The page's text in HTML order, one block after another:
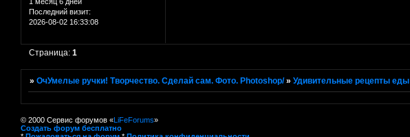
Последний визит:
2026-08-02 16:33:08
Страница:1
»ОчУмелые ручки! Творчество. Сделай сам. Фото. Photoshop/ »Удивительные рецепты еды
© 2000 Сервис форумов «LiFeForums»
Создать форум бесплатно